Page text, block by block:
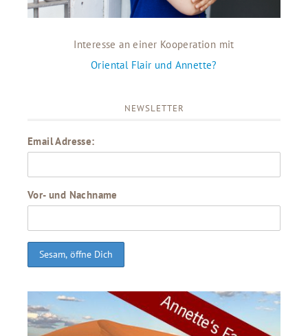
Interesse an einer Kooperation mit
Oriental Flair und Annette?
NEWSLETTER
Email Adresse:
Vor- und Nachname